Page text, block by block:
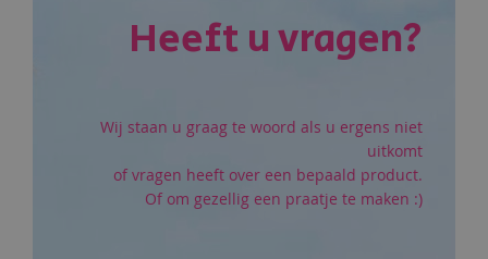
Heeft u vragen?
Wij staan u graag te woord als u ergens niet
uitkomt
of vragen heeft over een bepaald product.
Of om gezellig een praatje te maken :)